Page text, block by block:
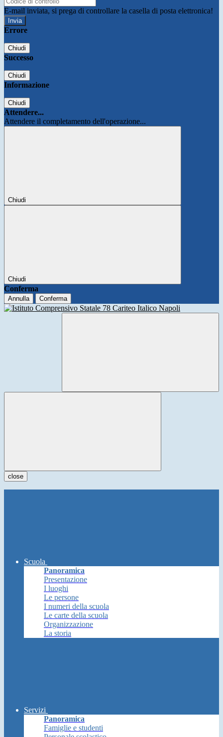
E-mail inviata, si prega di controllare la casella di posta elettronica!
Errore
Chiudi
Successo
Chiudi
Informazione
Chiudi
Attendere...
Attendere il completamento dell'operazione...
Chiudi
Chiudi
Conferma
Annulla Conferma
close
Scuola
Panoramica
Presentazione
I luoghi
Le persone
I numeri della scuola
Le carte della scuola
Organizzazione
La storia
Servizi
Panoramica
Famiglie e studenti